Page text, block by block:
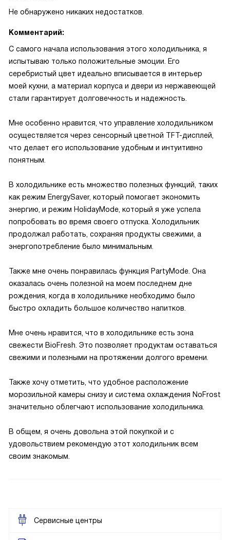
Не обнаружено никаких недостатков.
Комментарий:
С самого начала использования этого холодильника, я
испытываю только положительные эмоции. Его
серебристый цвет идеально вписывается в интерьер
моей кухни, а материал корпуса и двери из нержавеющей
стали гарантирует долговечность и надежность.
Мне особенно нравится, что управление холодильником
осуществляется через сенсорный цветной TFT-дисплей,
что делает его использование удобным и интуитивно
понятным.
В холодильнике есть множество полезных функций, таких
как режим EnergySaver, который помогает экономить
энергию, и режим HolidayMode, который я уже успела
попробовать во время своего отпуска. Холодильник
продолжал работать, сохраняя продукты свежими, а
энергопотребление было минимальным.
Также мне очень понравилась функция PartyMode. Она
оказалась очень полезной на моем последнем дне
рождения, когда в холодильнике необходимо было
быстро охладить большое количество напитков.
Мне очень нравится, что в холодильнике есть зона
свежести BioFresh. Это позволяет продуктам оставаться
свежими и полезными на протяжении долгого времени.
Также хочу отметить, что удобное расположение
морозильной камеры снизу и система охлаждения NoFrost
значительно облегчают использование холодильника.
В общем, я очень довольна этой покупкой и с
удовольствием рекомендую этот холодильник всем
своим знакомым.
Сервисные центры